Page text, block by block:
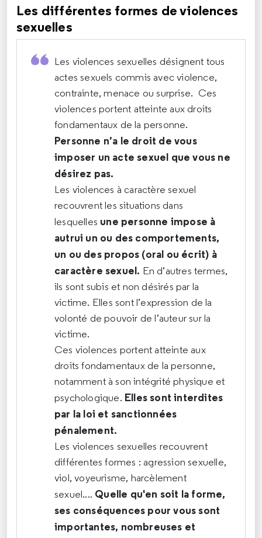
Les différentes formes de violences
sexuelles
Les violences sexuelles désignent tous
actes sexuels commis avec violence,
contrainte, menace ou surprise. Ces
violences portent atteinte aux droits
fondamentaux de la personne.
Personne n’a le droit de vous
imposer un acte sexuel que vous ne
désirez pas.
Les violences à caractère sexuel
recouvrent les situations dans
lesquelles une personne impose à
autrui un ou des comportements,
un ou des propos (oral ou écrit) à
caractère sexuel. En d’autres termes,
ils sont subis et non désirés par la
victime. Elles sont l’expression de la
volonté de pouvoir de l’auteur sur la
victime.
Ces violences portent atteinte aux
droits fondamentaux de la personne,
notamment à son intégrité physique et
psychologique. Elles sont interdites
par la loi et sanctionnées
pénalement.
Les violences sexuelles recouvrent
différentes formes : agression sexuelle,
viol, voyeurisme, harcèlement
sexuel.... Quelle qu'en soit la forme,
ses conséquences pour vous sont
importantes, nombreuses et